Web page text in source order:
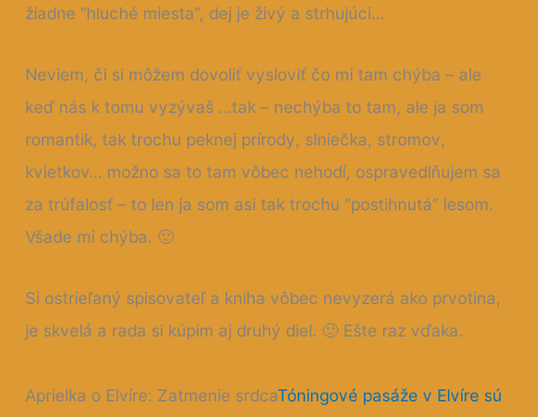
žiadne “hluché miesta”, dej je živý a strhujúci…
Neviem, či si môžem dovoliť vysloviť čo mi tam chýba – ale
keď nás k tomu vyzývaš …tak – nechýba to tam, ale ja som
romantik, tak trochu peknej prírody, slniečka, stromov,
kvietkov… možno sa to tam vôbec nehodí, ospravedlňujem sa
za trúfalosť – to len ja som asi tak trochu “postihnutá” lesom.
Všade mi chýba. 🙂
Si ostrieľaný spisovateľ a kniha vôbec nevyzerá ako prvotina,
je skvelá a rada si kúpim aj druhý diel. 🙂 Ešte raz vďaka.
Aprielka o Elvíre: Zatmenie srdcaTóningové pasáže v Elvíre sú